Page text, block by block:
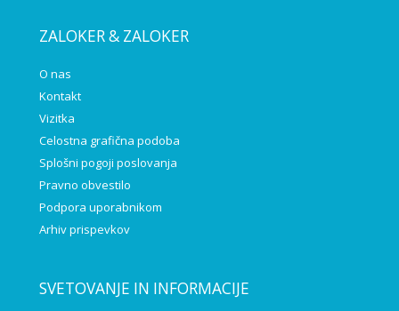
ZALOKER & ZALOKER
O nas
Kontakt
Vizitka
Celostna grafična podoba
Splošni pogoji poslovanja
Pravno obvestilo
Podpora uporabnikom
Arhiv prispevkov
SVETOVANJE IN INFORMACIJE